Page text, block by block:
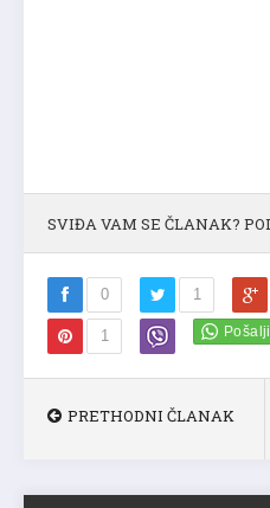
SVIĐA VAM SE ČLANAK?
0 1
1
PRETHODNI ČLANAK